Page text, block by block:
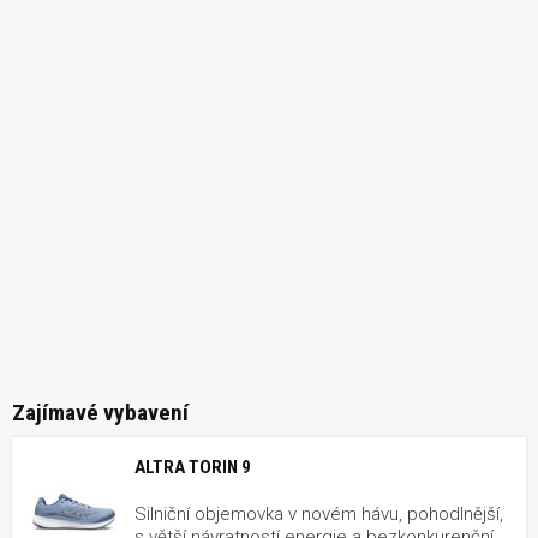
Zajímavé vybavení
ALTRA TORIN 9
Silniční objemovka v novém hávu, pohodlnější,